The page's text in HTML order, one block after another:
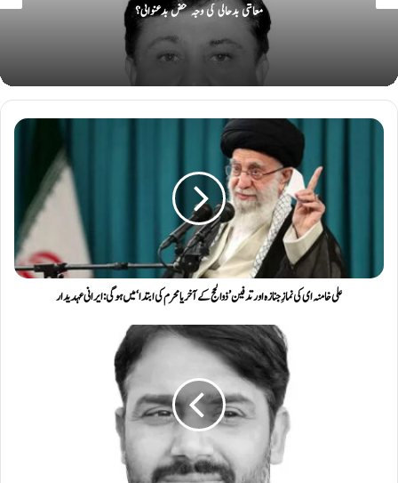
اسکرین کے قیدی: کیا ہماری توجہ فروخت ہو رہی ہے؟
علی خامنہ ای کی نمازِ جنازہ اور تدفین ’ذوالحج کے آخر یا محرم کی ابتدا‘ میں ہوگی: ایرانی عہدیدار